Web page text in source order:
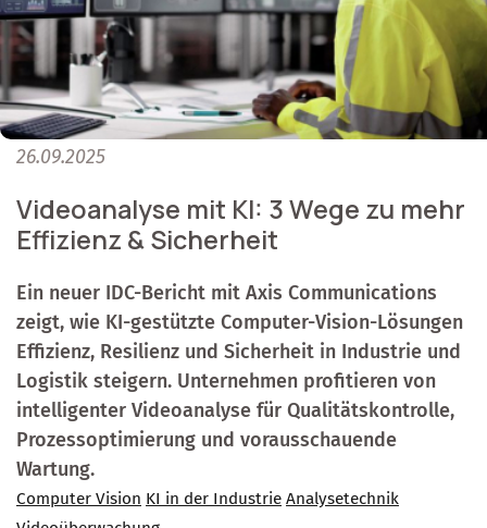
26.09.2025
Videoanalyse mit KI: 3 Wege zu mehr
Effizienz & Sicherheit
Ein neuer IDC-Bericht mit Axis Communications
zeigt, wie KI-gestützte Computer-Vision-Lösungen
Effizienz, Resilienz und Sicherheit in Industrie und
Logistik steigern. Unternehmen profitieren von
intelligenter Videoanalyse für Qualitätskontrolle,
Prozessoptimierung und vorausschauende
Wartung.
Computer Vision KI in der Industrie Analysetechnik